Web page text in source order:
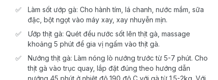
Làm sốt ướp gà: Cho hành tím, lá chanh, nước mắm, sữa
đặc, bột ngọt vào máy xay, xay nhuyễn mịn.
Ướp thịt gà: Quét đều nước sốt lên thịt gà, massage
khoảng 5 phút để gia vị ngấm vào thịt gà.
Nướng thịt gà: Làm nóng lò nướng trước từ 5-7 phút. Cho
thịt gà vào trục quay, lắp đặt đúng theo hướng dẫn
nướng 45 phút ở nhiệt độ 190 độ C với gà từ 1.5-2kg. Với